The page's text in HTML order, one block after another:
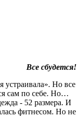
Все сбудется!
устраивала». Но все
сам по себе. Но…
- 52 размера. И
фитнесом. Но не